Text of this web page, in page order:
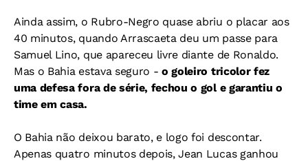
Ainda assim, o Rubro-Negro quase abriu o placar aos
40 minutos, quando Arrascaeta deu um passe para
Samuel Lino, que apareceu livre diante de Ronaldo.
Mas o Bahia estava seguro - o goleiro tricolor fez
uma defesa fora de série, fechou o gol e garantiu o
time em casa.
O Bahia não deixou barato, e logo foi descontar.
Apenas quatro minutos depois, Jean Lucas ganhou